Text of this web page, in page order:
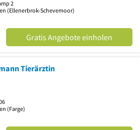
2
(Ellenerbrok-Schevemoor)
Gratis Angebote einholen
Tierärztin
(Farge)